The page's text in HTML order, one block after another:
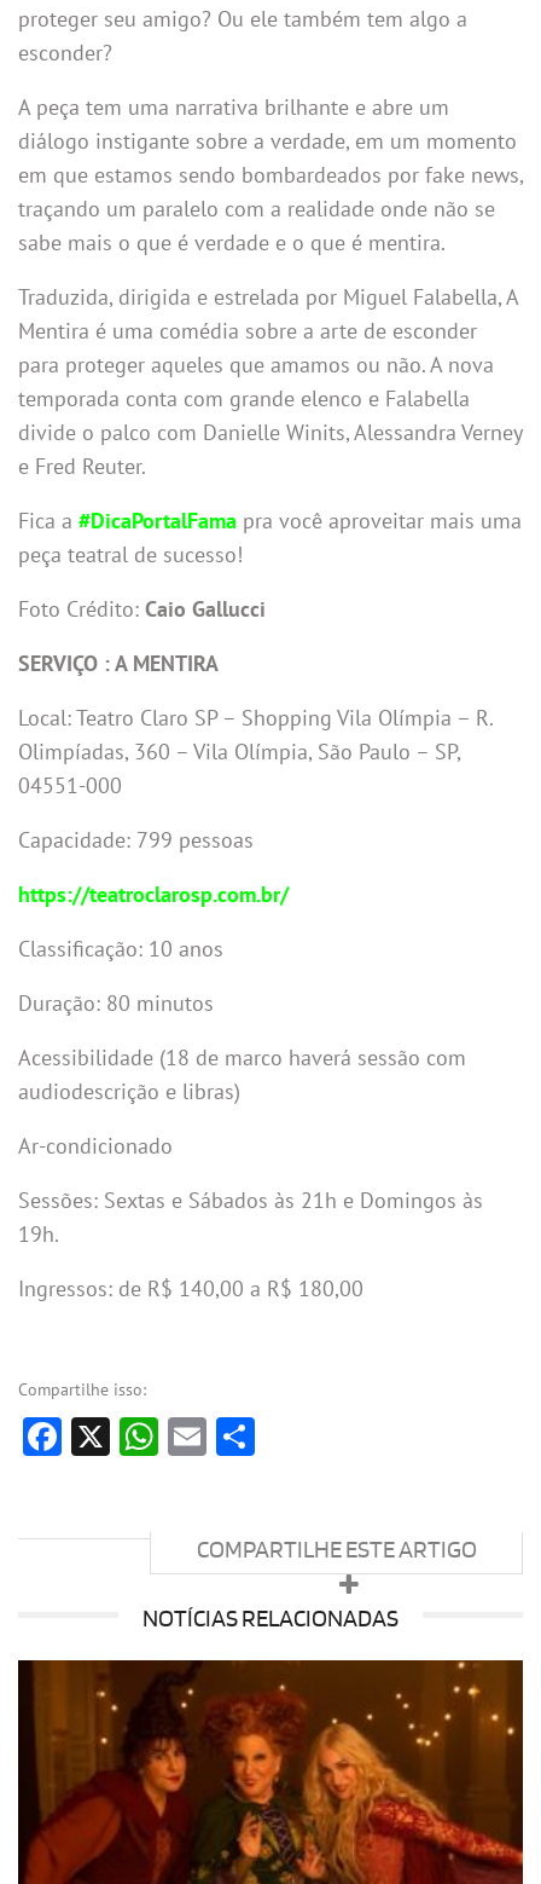
proteger seu amigo? Ou ele também tem algo a
esconder?
A peça tem uma narrativa brilhante e abre um
diálogo instigante sobre a verdade, em um momento
em que estamos sendo bombardeados por fake news,
traçando um paralelo com a realidade onde não se
sabe mais o que é verdade e o que é mentira.
Traduzida, dirigida e estrelada por Miguel Falabella, A
Mentira é uma comédia sobre a arte de esconder
para proteger aqueles que amamos ou não. A nova
temporada conta com grande elenco e Falabella
divide o palco com Danielle Winits, Alessandra Verney
e Fred Reuter.
Fica a #DicaPortalFama pra você aproveitar mais uma
peça teatral de sucesso!
Foto Crédito: Caio Gallucci
SERVIÇO : A MENTIRA
Local: Teatro Claro SP – Shopping Vila Olímpia – R.
Olimpíadas, 360 – Vila Olímpia, São Paulo – SP,
04551-000
Capacidade: 799 pessoas
https://teatroclarosp.com.br/
Classificação: 10 anos
Duração: 80 minutos
Acessibilidade (18 de marco haverá sessão com
audiodescrição e libras)
Ar-condicionado
Sessões: Sextas e Sábados às 21h e Domingos às
19h.
Ingressos: de R$ 140,00 a R$ 180,00
Compartilhe isso:
Facebook
X WhatsApp
Email
COMPARTILHE ESTE ARTIGO
NOTÍCIAS RELACIONADAS